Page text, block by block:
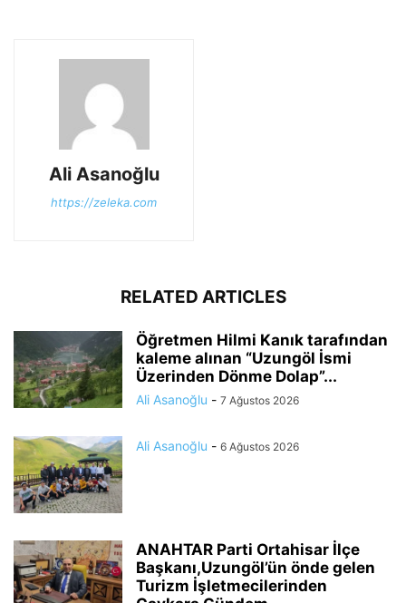
Ali Asanoğlu
https://zeleka.com
RELATED ARTICLES
Öğretmen Hilmi Kanık tarafından
kaleme alınan “Uzungöl İsmi
Üzerinden Dönme Dolap”...
Ali Asanoğlu - 7 Ağustos 2026
Ali Asanoğlu - 6 Ağustos 2026
ANAHTAR Parti Ortahisar İlçe
Başkanı,Uzungöl’ün önde gelen
Turizm İşletmecilerinden